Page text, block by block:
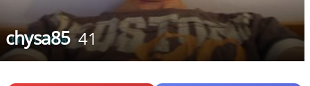
chysa85 41